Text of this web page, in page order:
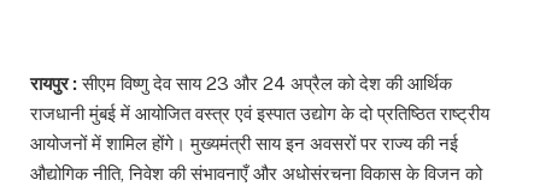
रायपुर :सीएम विष्णु देव साय 23 और 24 अप्रैल को देश की आर्थिक
राजधानी मुंबई में आयोजित वस्त्र एवं इस्पात उद्योग के दो प्रतिष्ठित राष्ट्रीय
आयोजनों में शामिल होंगे। मुख्यमंत्री साय इन अवसरों पर राज्य की नई
औद्योगिक नीति, निवेश की संभावनाएँ और अधोसंरचना विकास के विजन को